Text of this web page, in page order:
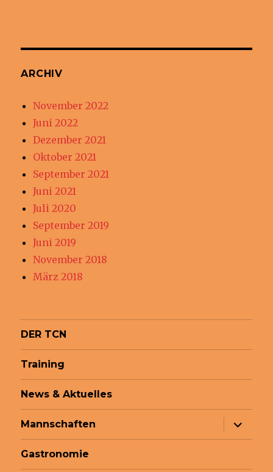
ARCHIV
November 2022
Juni 2022
Dezember 2021
Oktober 2021
September 2021
Juni 2021
Juli 2020
September 2019
Juni 2019
November 2018
März 2018
DER TCN
Training
News & Aktuelles
Mannschaften
Gastronomie